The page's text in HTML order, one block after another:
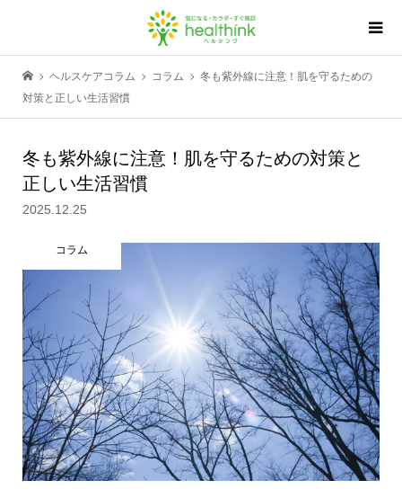
ヘルスケアコラム コラム
冬も紫外線に注意！肌を守るための
対策と正しい生活習慣
冬も紫外線に注意！肌を守るための対策と
正しい生活習慣
2025.12.25
コラム